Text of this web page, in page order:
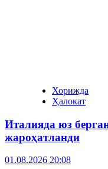
Хорижда
Ҳалокат
Италияда юз
жароҳатланди
01.08.2026 20:08